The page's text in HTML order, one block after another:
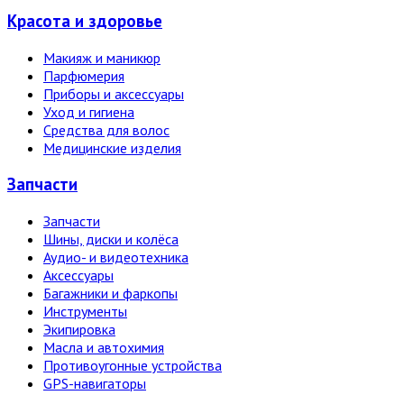
Красота и здоровье
Макияж и маникюр
Парфюмерия
Приборы и аксессуары
Уход и гигиена
Средства для волос
Медицинские изделия
Запчасти
Запчасти
Шины, диски и колёса
Аудио- и видеотехника
Аксессуары
Багажники и фаркопы
Инструменты
Экипировка
Масла и автохимия
Противоугонные устройства
GPS-навигаторы